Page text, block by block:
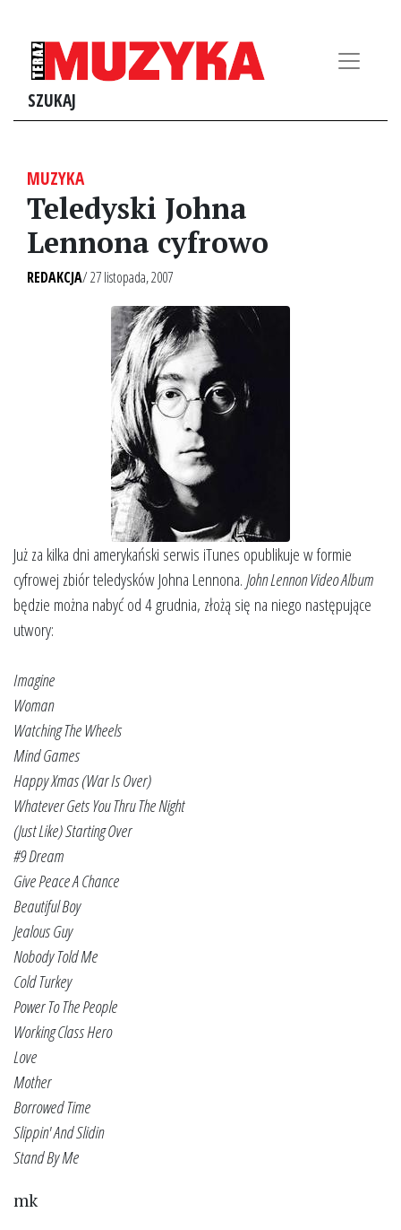
SZUKAJ
MUZYKA
Teledyski Johna
Lennona cyfrowo
REDAKCJA/ 27 listopada, 2007
Już za kilka dni amerykański serwis iTunes opublikuje w formie
cyfrowej zbiór teledysków Johna Lennona.John Lennon Video Album
będzie można nabyć od 4 grudnia, złożą się na niego następujące
utwory:
Imagine
Woman
Watching The Wheels
Mind Games
Happy Xmas (War Is Over)
Whatever Gets You Thru The Night
(Just Like) Starting Over
#9 Dream
Give Peace A Chance
Beautiful Boy
Jealous Guy
Nobody Told Me
Cold Turkey
Power To The People
Working Class Hero
Love
Mother
Borrowed Time
Slippin' And Slidin
Stand By Me
mk